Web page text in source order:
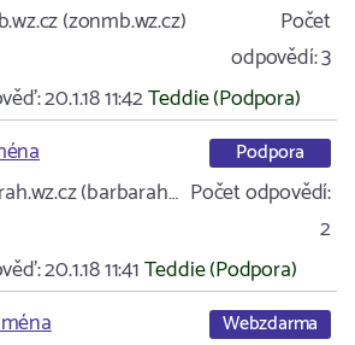
(zonmb.wz.cz)
Počet
odpovědí:3
20.1.18 11:42Teddie (Podpora)
Podpora
(barbarah… Počet odpovědí:
2
20.1.18 11:41Teddie (Podpora)
Webzdarma